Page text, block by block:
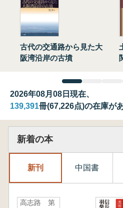
古代の交通路から見た大
阪湾沿岸の古墳
2026年08月08日現在、
139,391冊(67,226点)の在庫が
新着の本
新刊 中国書
高志路 第